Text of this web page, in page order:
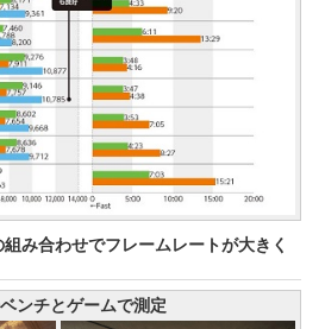
み合わせでフレームレートが大きく
ンチとゲームで測定